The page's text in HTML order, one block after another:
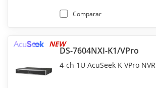
Comparar
DS-7604NXI-K1/VPro
NEW
4-ch 1U AcuSeek K VPro NVR